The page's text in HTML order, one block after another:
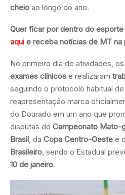
cheio ao longo do ano.
Quer ficar por dentro do
aqui e receba notícias de MT na
No primeiro dia de atividades,
exames clínicos e realizaram
seguindo o protocolo habitual
reapresentação marca
do Dourado em um ano que
disputas do Campeonato Mato-
Brasil, da Copa Centro-Oeste e
Brasileiro, sendo o Estadual
10 de janeiro.